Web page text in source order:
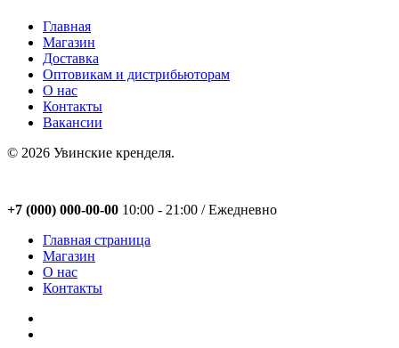
Главная
Магазин
Доставка
Оптовикам и дистрибьюторам
О нас
Контакты
Вакансии
© 2026 Увинские кренделя.
Close
+7 (000) 000-00-00 10:00 - 21:00 / Eжедневно
Главная страница
Магазин
О нас
Контакты